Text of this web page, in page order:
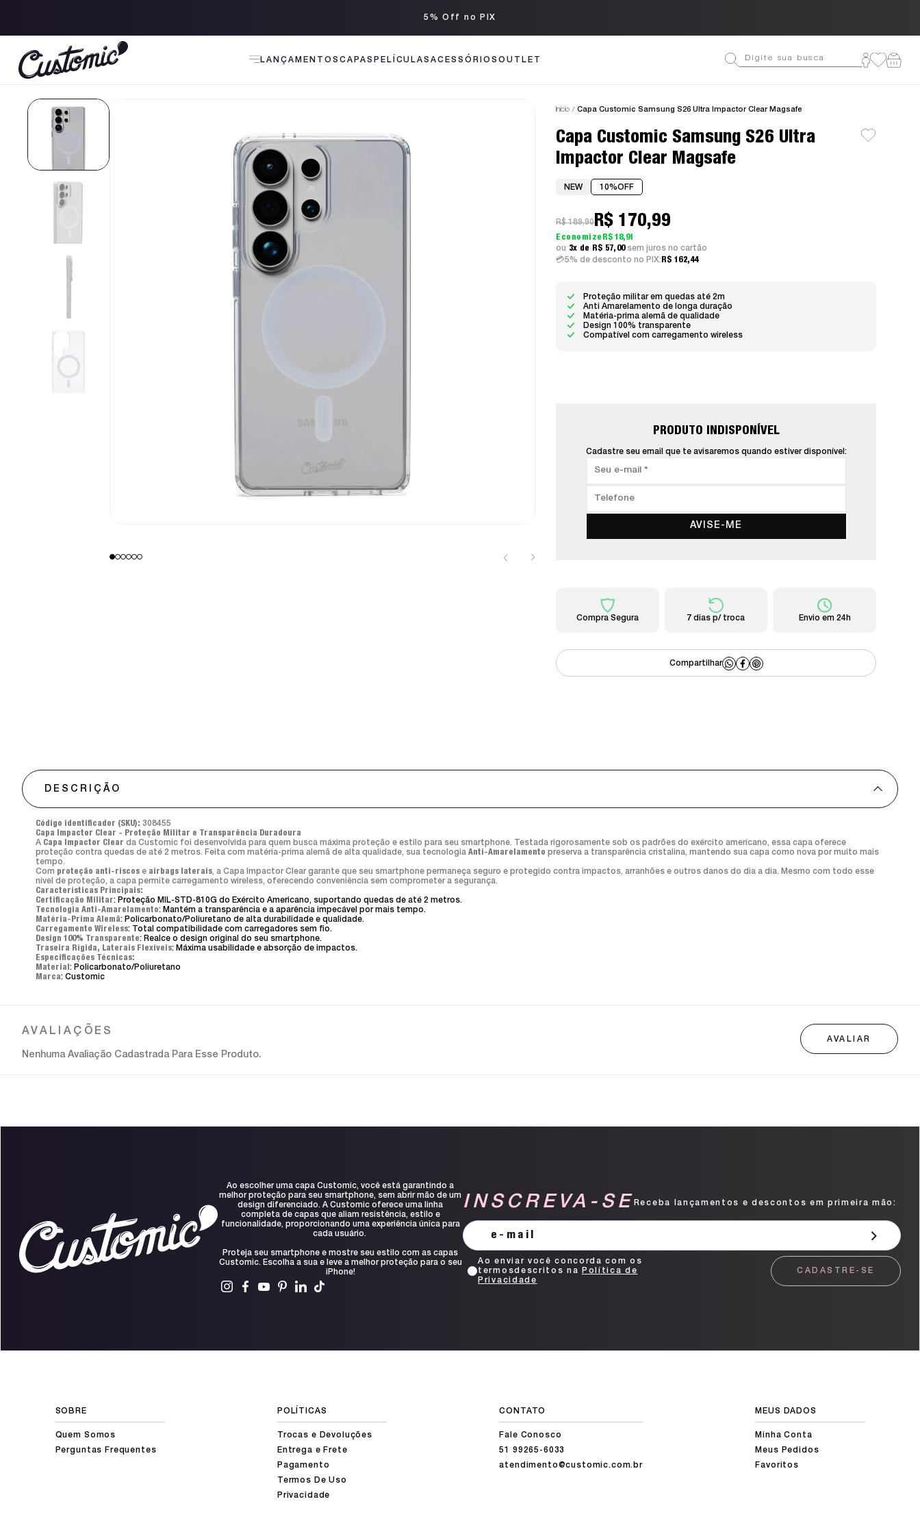
5% Off no PIX
LANÇAMENTOS CAPAS PELÍCULASACESSÓRIOS OUTLET
Início Capa Customic Samsung S26 Ultra Impactor Clear Magsafe
Capa Customic Samsung S26 Ultra
Impactor Clear Magsafe
NEW 10%OFF
5% de desconto no PIX: R$ 162,44
R$ 189,90R$ 170,99
R$ 18,91
3x
R$ 57,00 sem juros
Proteção militar em quedas até 2m
Anti Amarelamento de longa duração
Matéria-prima alemã de qualidade
Design 100% transparente
Compatível com carregamento wireless
PRODUTO INDISPONÍVEL
Cadastre seu email que te avisaremos quando estiver disponível:
AVISE-ME
Compra Segura 7 dias p/ troca Envio em 24h
DESCRIÇÃO
Código identificador (SKU): 308455
Capa Impactor Clear - Proteção Militar e Transparência Duradoura
A Capa Impactor Clear da Customic foi desenvolvida para quem busca máxima proteção e estilo para seu smartphone. Testada rigorosamente sob os padrões do exército americano, essa capa oferece
proteção contra quedas de até 2 metros. Feita com matéria-prima alemã de alta qualidade, sua tecnologia Anti-Amarelamento preserva a transparência cristalina, mantendo sua capa como nova por muito mais
tempo.
Com proteção anti-riscos e airbags laterais, a Capa Impactor Clear garante que seu smartphone permaneça seguro e protegido contra impactos, arranhões e outros danos do dia a dia. Mesmo com todo esse
nível de proteção, a capa permite carregamento wireless, oferecendo conveniência sem comprometer a segurança.
Características Principais:
Certificação Militar: Proteção MIL-STD-810G do Exército Americano, suportando quedas de até 2 metros.
Tecnologia Anti-Amarelamento: Mantém a transparência e a aparência impecável por mais tempo.
Matéria-Prima Alemã: Policarbonato/Poliuretano de alta durabilidade e qualidade.
Carregamento Wireless: Total compatibilidade com carregadores sem fio.
Design 100% Transparente: Realce o design original do seu smartphone.
Traseira Rígida, Laterais Flexíveis: Máxima usabilidade e absorção de impactos.
Especificações Técnicas:
Material : Policarbonato/Poliuretano
Marca: Customic
Nenhuma Avaliação Cadastrada Para Esse Produto.
Ao escolher uma capa Customic, você está garantindo a
melhor proteção para seu smartphone, sem abrir mão de um
design diferenciado. A Customic oferece uma linha
completa de capas que aliam resistência, estilo e
funcionalidade, proporcionando uma experiência única para
cada usuário.
Proteja seu smartphone e mostre seu estilo com as capas
Customic. Escolha a sua e leve a melhor proteção para o seu
iPhone!
INSCREVA-SE Receba lançamentos e descontos em primeira mão:
CADASTRE-SE
Ao enviar você concorda com os
termosdescritos na
Política de
Privacidade
SOBRE
Quem Somos
Perguntas Frequentes
POLÍTICAS
Trocas e Devoluções
Entrega e Frete
Pagamento
Termos De Uso
Privacidade
CONTATO
Fale Conosco
51 99265-6033
atendimento@customic.com.br
MEUS DADOS
Minha Conta
Meus Pedidos
Favoritos